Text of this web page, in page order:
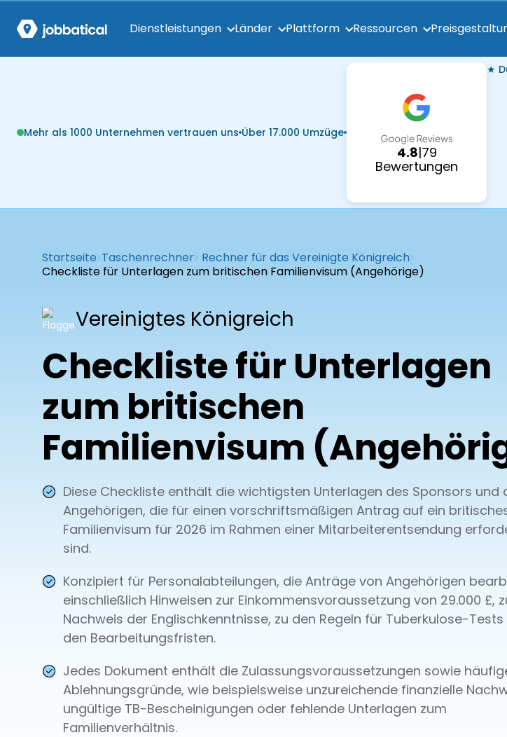
Dienstleistungen Länder Plattform Ressourcen
Mehr als 1000 Unternehmen vertrauen uns Über 17.000 Umzüge
4.8|79
Bewertungen
★
Startseite Taschenrechner Rechner für das Vereinigte Königreich
Checkliste für Unterlagen zum britischen Familienvisum (Angehörige)
Vereinigtes Königreich
Checkliste für Unterlagen
zum britischen
Familienvisum
Diese Checkliste enthält die wichtigsten Unterlagen des Sponsors und
Angehörigen, die für einen vorschriftsmäßigen Antrag auf ein
Familienvisum für 2026 im Rahmen einer Mitarbeiterentsendung
sind.
Konzipiert für Personalabteilungen, die Anträge von Angehörigen
einschließlich Hinweisen zur Einkommensvoraussetzung von 29.000 £,
Nachweis der Englischkenntnisse, zu den Regeln für Tuberkulose-Tests
den Bearbeitungsfristen.
Jedes Dokument enthält die Zulassungsvoraussetzungen sowie
Ablehnungsgründe, wie beispielsweise unzureichende finanzielle
ungültige TB-Bescheinigungen oder fehlende Unterlagen zum
Familienverhältnis.